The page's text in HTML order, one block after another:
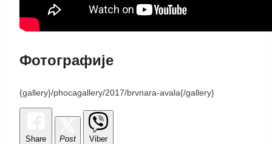
Фотографије
{gallery}/phocagallery/2017/brvnara-avala{/gallery}
Share Post Viber